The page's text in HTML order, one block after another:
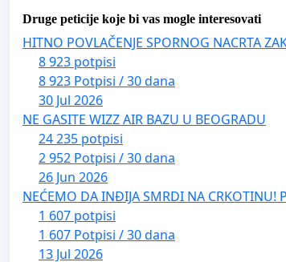
Druge peticije koje bi vas mogle interesovati
HITNO POVLAČENJE SPORNOG NACRTA
8 923 potpisi
8 923 Potpisi / 30 dana
30 Jul 2026
NE GASITE WIZZ AIR BAZU U BEOGRADU
24 235 potpisi
2 952 Potpisi / 30 dana
26 Jun 2026
NEĆEMO DA INĐIJA SMRDI NA
1 607 potpisi
1 607 Potpisi / 30 dana
13 Jul 2026